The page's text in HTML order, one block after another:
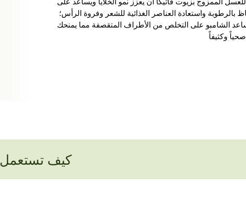
بالرطوبة واستعادة العناصر الغذائية للشعر وفروة الرأس؛
الشامبو على التخلص من الأطراف المتقصفة مما يمنحك
وكثيفاً
كيف تستعمل